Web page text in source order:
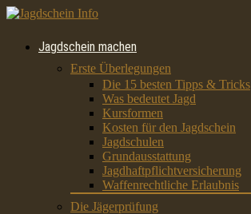
Jagdschein machen
Erste Überlegungen
Die 15 besten Tipps & Tricks
Was bedeutet Jagd
Kursformen
Kosten für den Jagdschein
Jagdschulen
Grundausstattung
Jagdhaftpflichtversicherung
Waffenrechtliche Erlaubnis
Die Jägerprüfung